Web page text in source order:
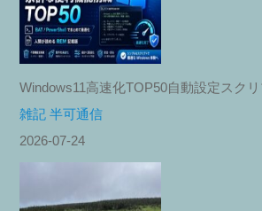
Windows11高速化TOP50自動設定スク
雑記 半可通信
2026-07-24